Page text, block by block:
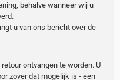
behalve wanneer wij u
u van ons bericht over de
ontvangen te worden. U
zover dat mogelijk is - een